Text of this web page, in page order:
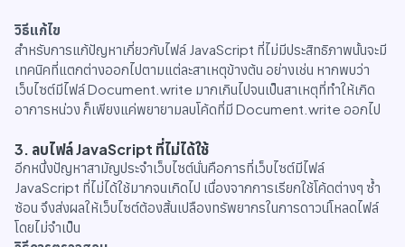
วิธีแก้ไข
สำหรับการแก้ปัญหาเกี่ยวกับไฟล์ JavaScript ที่ไม่มีประสิทธิภาพนั้นจะมี
เทคนิคที่แตกต่างออกไปตามแต่ละสาเหตุข้างต้น อย่างเช่น หากพบว่า
เว็บไซต์มีไฟล์ Document.write มากเกินไปจนเป็นสาเหตุที่ทำให้เกิด
อาการหน่วง ก็เพียงแค่พยายามลบโค้ดที่มี Document.write ออกไป
3. ลบไฟล์ JavaScript ที่ไม่ได้ใช้
อีกหนึ่งปัญหาสามัญประจำเว็บไซต์นั่นคือการที่เว็บไซต์มีไฟล์
JavaScript ที่ไม่ได้ใช้มากจนเกิดไป เนื่องจากการเรียกใช้โค้ดต่างๆ ซ้ำ
ซ้อน จึงส่งผลให้เว็บไซต์ต้องสิ้นเปลืองทรัพยากรในการดาวน์โหลดไฟล์
โดยไม่จำเป็น